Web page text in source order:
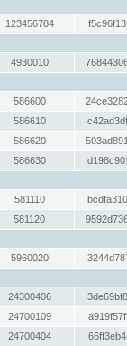
123456784
4930010
586600
586610
586620
586630
581110
581120
5960020
24300406
24700109
24700404